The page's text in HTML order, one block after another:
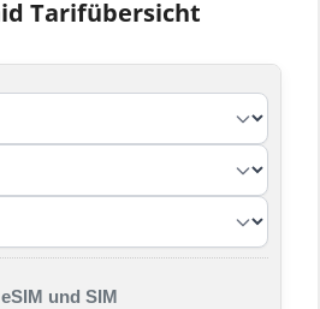
Tarifübersicht
und SIM